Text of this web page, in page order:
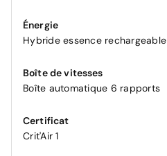
Énergie
Hybride essence rechargeable
Boîte de vitesses
Boîte automatique 6 rapports
Certificat
Crit'Air 1